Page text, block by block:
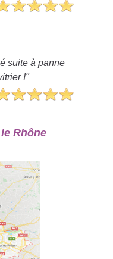
suite à panne
!"
Rhône